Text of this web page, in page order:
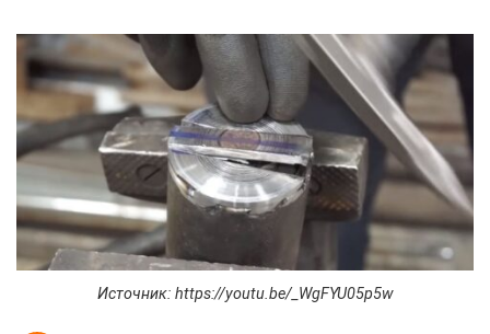
Источник: https://youtu.be/_WgFYU05p5w